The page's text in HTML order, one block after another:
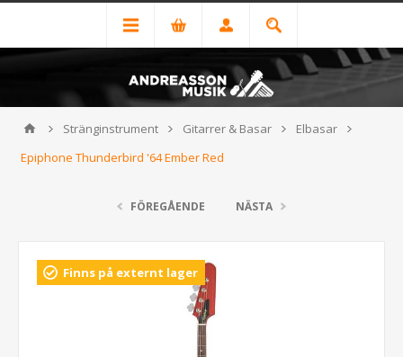
Stränginstrument Gitarrer & Basar
Elbasar
Epiphone Thunderbird '64 Ember Red
FÖREGÅENDE NÄSTA
Finns på externt lager